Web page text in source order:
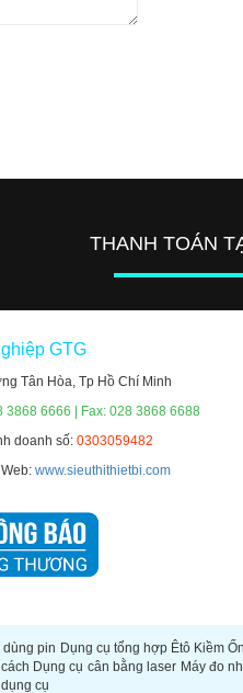
THANH TOÁN
GTG
Tân Hòa, Tp Hồ Chí Minh
3868 6666 | Fax: 028 3868 6688
doanh số:0303059482
| Web:www.sieuthithietbi.com
dùng pin Dụng cụ tổng hợp Êtô Kiềm
Dụng cụ cân bằng laser Máy đo
cụ